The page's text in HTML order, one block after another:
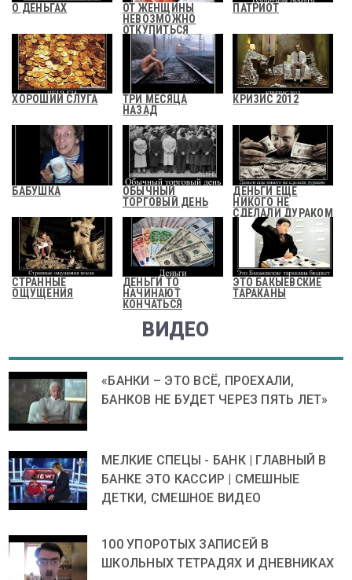
О ДЕНЬГАХ
ОТ ЖЕНЩИНЫ
НЕВОЗМОЖНО
ОТКУПИТЬСЯ
ДЕНЬГАМИ
ПАТРИОТ
ХОРОШИЙ СЛУГА
ТРИ МЕСЯЦА
НАЗАД
КРИЗИС 2012
БАБУШКА
ОБЫЧНЫЙ
ТОРГОВЫЙ ДЕНЬ
ДЕНЬГИ ЕЩЕ
НИКОГО НЕ
СДЕЛАЛИ ДУРАКОМ
СТРАННЫЕ
ОЩУЩЕНИЯ
ДЕНЬГИ ТО
НАЧИНАЮТ
КОНЧАТЬСЯ
ЭТО БАКЫЕВСКИЕ
ТАРАКАНЫ
ВИДЕО
«БАНКИ – ЭТО ВСЁ, ПРОЕХАЛИ,
БАНКОВ НЕ БУДЕТ ЧЕРЕЗ ПЯТЬ ЛЕТ»
МЕЛКИЕ СПЕЦЫ - БАНК | ГЛАВНЫЙ В
БАНКЕ ЭТО КАССИР | СМЕШНЫЕ
ДЕТКИ, СМЕШНОЕ ВИДЕО
100 УПОРОТЫХ ЗАПИСЕЙ В
ШКОЛЬНЫХ ТЕТРАДЯХ И ДНЕВНИКАХ